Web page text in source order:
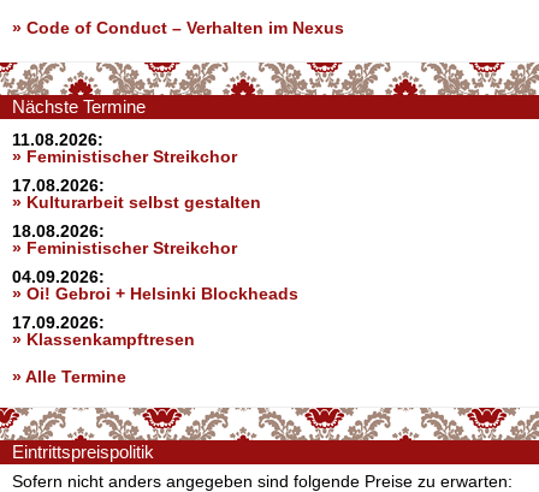
» Code of Conduct – Verhalten im Nexus
Nächste Termine
11.08.2026:
» Feministischer Streikchor
17.08.2026:
» Kulturarbeit selbst gestalten
18.08.2026:
» Feministischer Streikchor
04.09.2026:
» Oi! Gebroi + Helsinki Blockheads
17.09.2026:
» Klassenkampftresen
» Alle Termine
Eintrittspreispolitik
Sofern nicht anders angegeben sind folgende Preise zu erwarten: